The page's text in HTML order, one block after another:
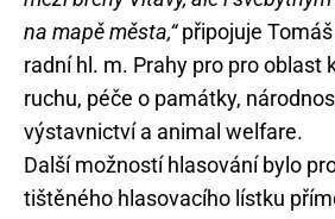
na mapě města,“připojuje
radní hl. m. Prahy pro pro oblast
ruchu, péče o památky,
výstavnictví a animal welfare.
Další možností hlasování bylo
tištěného hlasovacího lístku